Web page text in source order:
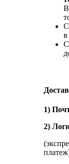
в
1)
2)